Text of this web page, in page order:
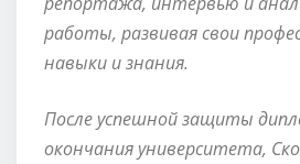
работы, развивая свои
навыки и знания.
После успешной защиты
окончания университета,